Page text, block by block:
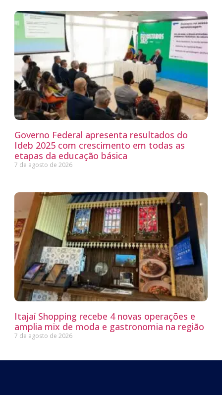
Governo Federal apresenta resultados do
Ideb 2025 com crescimento em todas as
etapas da educação básica
7 de agosto de 2026
Itajaí Shopping recebe 4 novas operações e
amplia mix de moda e gastronomia na região
7 de agosto de 2026